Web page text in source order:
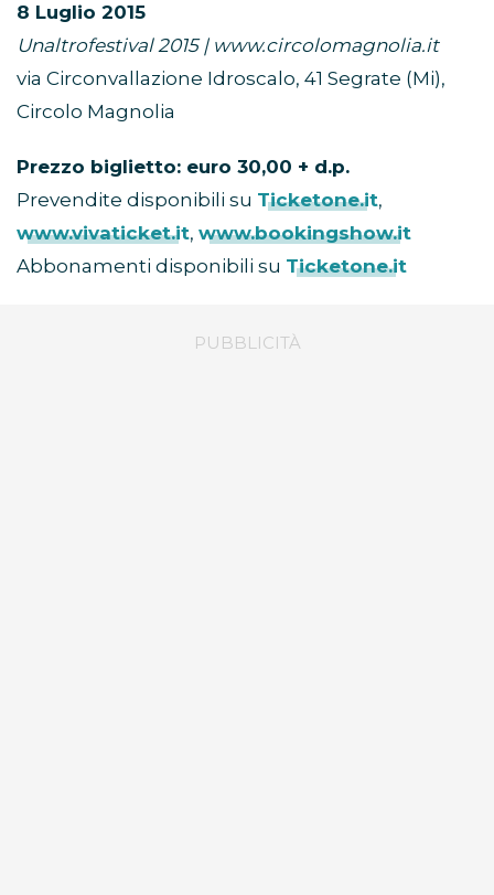
8 Luglio 2015
Unaltrofestival 2015 | www.circolomagnolia.it
via Circonvallazione Idroscalo, 41 Segrate (Mi),
Circolo Magnolia
Prezzo biglietto: euro 30,00 + d.p.
Prevendite disponibili su Ticketone.it,
www.vivaticket.it, www.bookingshow.it
Abbonamenti disponibili su Ticketone.it